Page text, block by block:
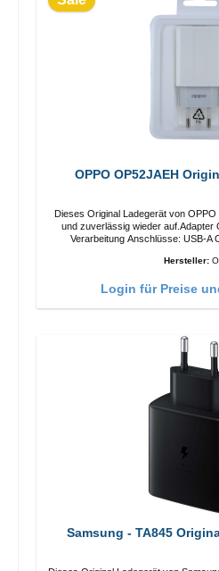
OPPO OP52JAEH
Dieses Original Ladegerät von OPPO
und zuverlässig wieder auf.Adapter Original
Hersteller:
Login für Preise
Samsung - TA845